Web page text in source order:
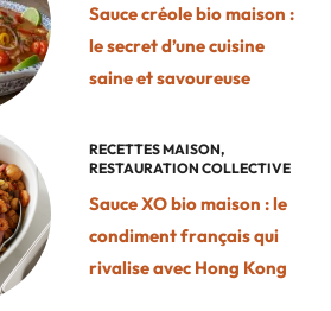
Sauce créole bio maison :
le secret d’une cuisine
saine et savoureuse
RECETTES MAISON,
RESTAURATION COLLECTIVE
Sauce XO bio maison : le
condiment français qui
rivalise avec Hong Kong